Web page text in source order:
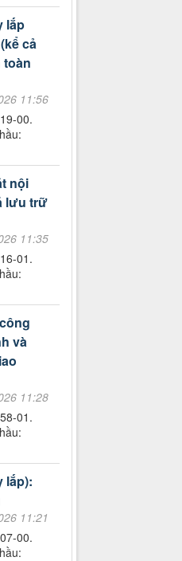
lắp
cả
toàn
11:56
00.
nội
lưu trữ
11:35
01.
và
11:28
01.
lắp):
11:21
00.